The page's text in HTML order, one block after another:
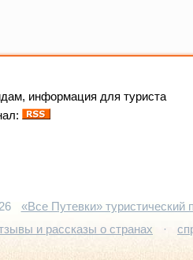
информация для туриста
«Все Путевки» туристический
и рассказы о странах ·